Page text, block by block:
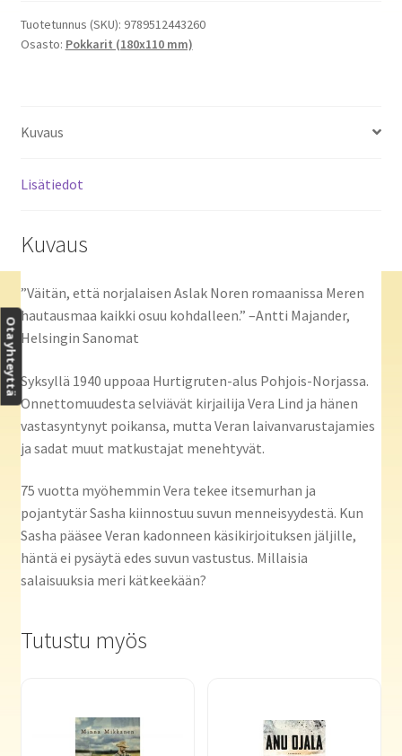
Tuotetunnus (SKU): 9789512443260
Osasto: Pokkarit (180x110 mm)
Kuvaus
Lisätiedot
Kuvaus
”Väitän, että norjalaisen Aslak Noren romaanissa Meren
hautausmaa kaikki osuu kohdalleen.” –Antti Majander,
Helsingin Sanomat
Syksyllä 1940 uppoaa Hurtigruten-alus Pohjois-Norjassa.
Onnettomuudesta selviävät kirjailija Vera Lind ja hänen
vastasyntynyt poikansa, mutta Veran laivanvarustajamies
ja sadat muut matkustajat menehtyvät.
75 vuotta myöhemmin Vera tekee itsemurhan ja
pojantytär Sasha kiinnostuu suvun menneisyydestä. Kun
Sasha pääsee Veran kadonneen käsikirjoituksen jäljille,
häntä ei pysäytä edes suvun vastustus. Millaisia
salaisuuksia meri kätkeekään?
Tutustu myös
Ota yhteyttä